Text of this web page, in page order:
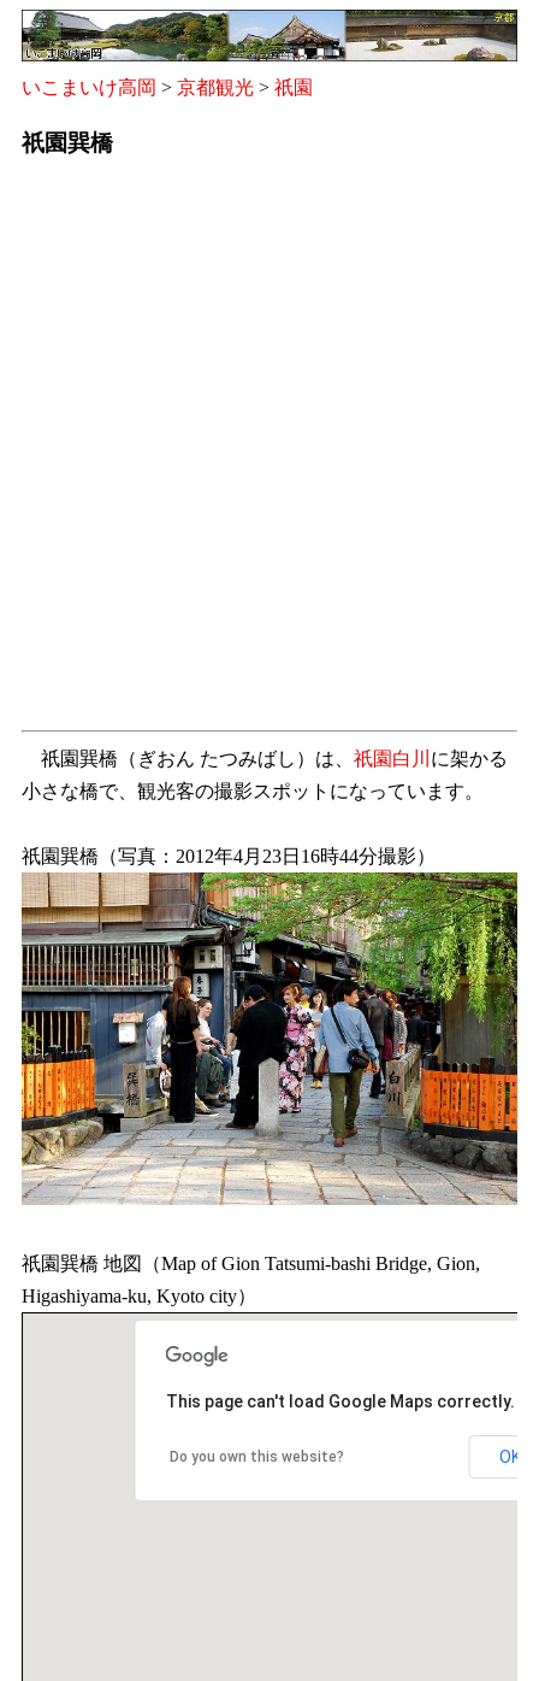
いこまいけ高岡 > 京都観光 > 祇園
祇園巽橋
祇園巽橋（ぎおん たつみばし）は、 祇園白川 に架かる
小さな橋で、観光客の撮影スポットになっています。
祇園巽橋（写真：2012年4月23日16時44分撮影）
祇園巽橋 地図（Map of Gion Tatsumi-bashi Bridge, Gion,
Higashiyama-ku, Kyoto city）
This page can't load Google Maps correctly.
Do you own this website? OK